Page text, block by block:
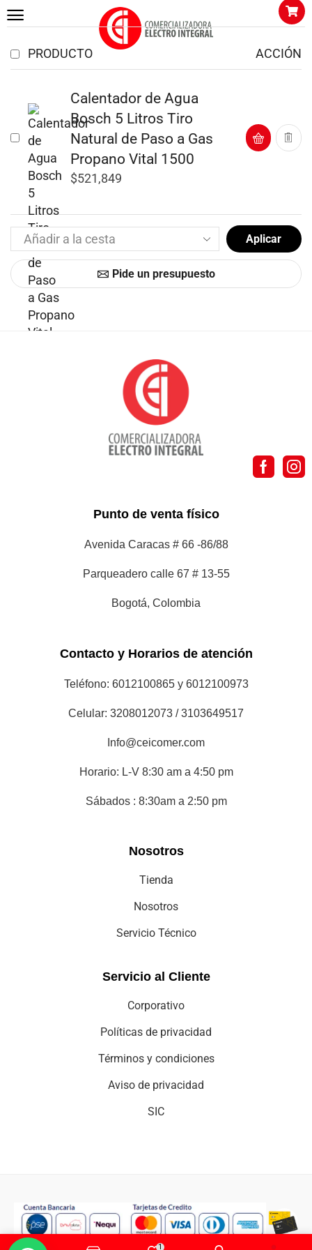
PRODUCTO ACCIÓN
Calentador de Agua
Bosch 5 Litros Tiro
Natural de Paso a Gas
Propano Vital 1500
$521,849
Aplicar
Pide un presupuesto
1
Punto de venta físico
Avenida Caracas # 66 -86/88
Parqueadero calle 67 # 13-55
Bogotá, Colombia
Contacto y Horarios de atención
Teléfono: 6012100865 y 6012100973
Celular: 3208012073 / 3103649517
Info@ceicomer.com
Horario: L-V 8:30 am a 4:50 pm
Sábados : 8:30am a 2:50 pm
Nosotros
Tienda
Nosotros
Servicio Técnico
Servicio al Cliente
Corporativo
Políticas de privacidad
Términos y condiciones
Aviso de privacidad
SIC